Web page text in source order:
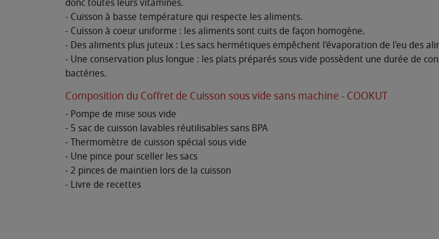
- Cuisson à basse température qui respecte les aliments.
- Cuisson à coeur uniforme : les aliments sont cuits de façon homogène.
- Des aliments plus juteux : Les sacs hermétiques empêchent l'évaporation de l'eu des
- Une conservation plus longue : les plats préparés sous vide possèdent une durée de
bactéries.
Composition du Coffret de Cuisson sous vide sans machine - COOKUT
- Pompe de mise sous vide
- 5 sac de cuisson lavables réutilisables sans BPA
- Thermomètre de cuisson spécial sous vide
- Une pince pour sceller les sacs
- 2 pinces de maintien lors de la cuisson
- Livre de recettes